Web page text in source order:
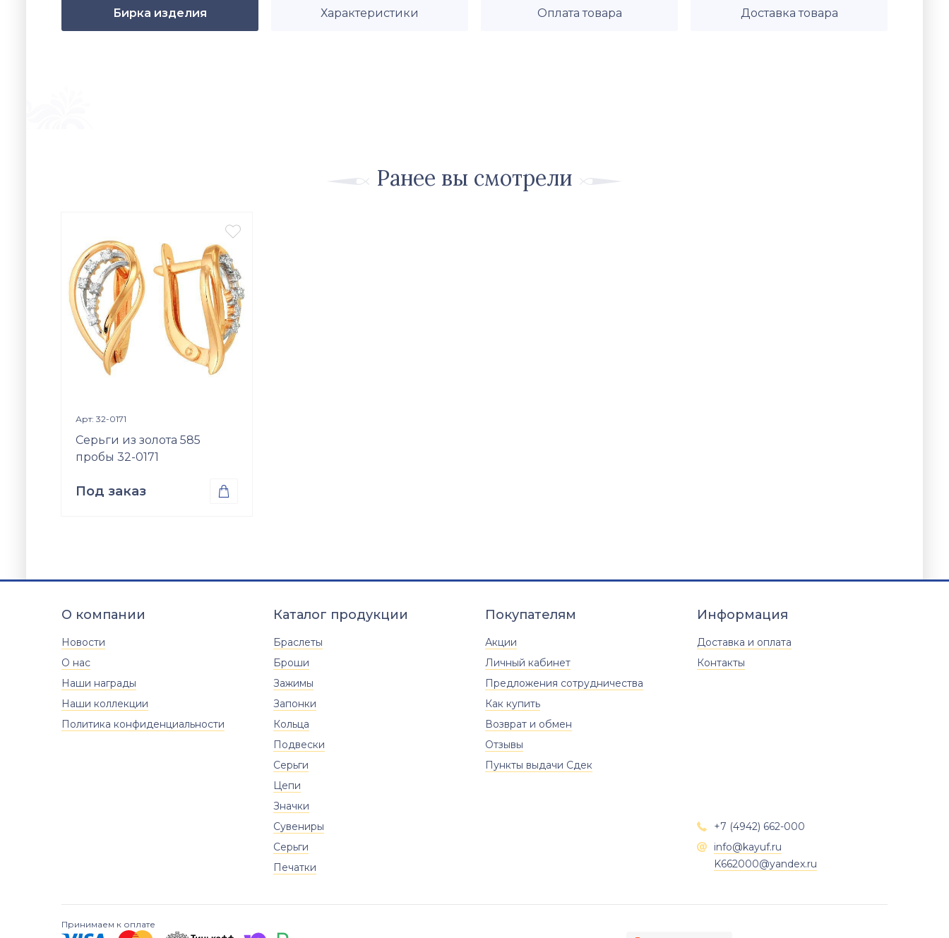
Бирка изделия Характеристики Оплата товара Доставка товара
Ранее вы смотрели

Арт: 32-0171
Серьги из золота 585
пробы 32-0171
Под заказ 
О компании
Новости
О нас
Наши награды
Наши коллекции
Политика конфиденциальности
Каталог продукции
Браслеты
Броши
Зажимы
Запонки
Кольца
Подвески
Серьги
Цепи
Значки
Сувениры
Серьги
Печатки
Покупателям
Акции
Личный кабинет
Предложения сотрудничества
Как купить
Возврат и обмен
Отзывы
Пункты выдачи Сдек
Информация
Доставка и оплата
Контакты
 +7 (4942) 662-000

info@kayuf.ru
K662000@yandex.ru
Принимаем к оплате